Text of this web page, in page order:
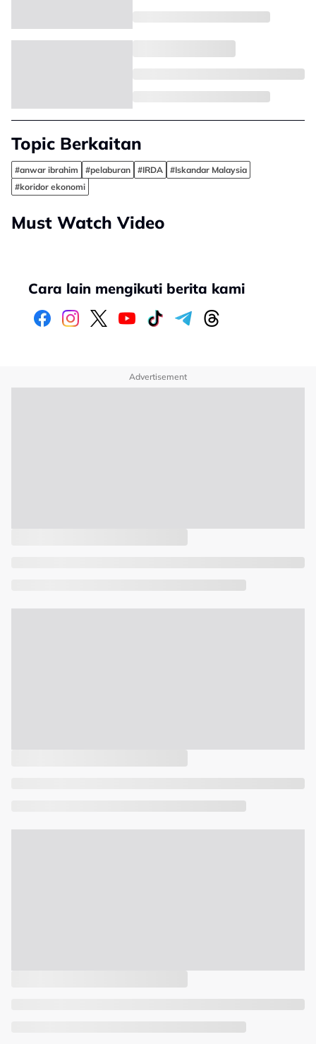
Topic Berkaitan
#anwar ibrahim #pelaburan #IRDA
#Iskandar Malaysia
#koridor ekonomi
Must Watch Video
Cara lain mengikuti berita kami
Advertisement